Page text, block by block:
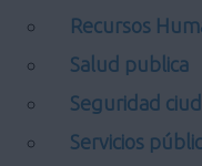
Recursos
Salud publica
Seguridad
Servicios